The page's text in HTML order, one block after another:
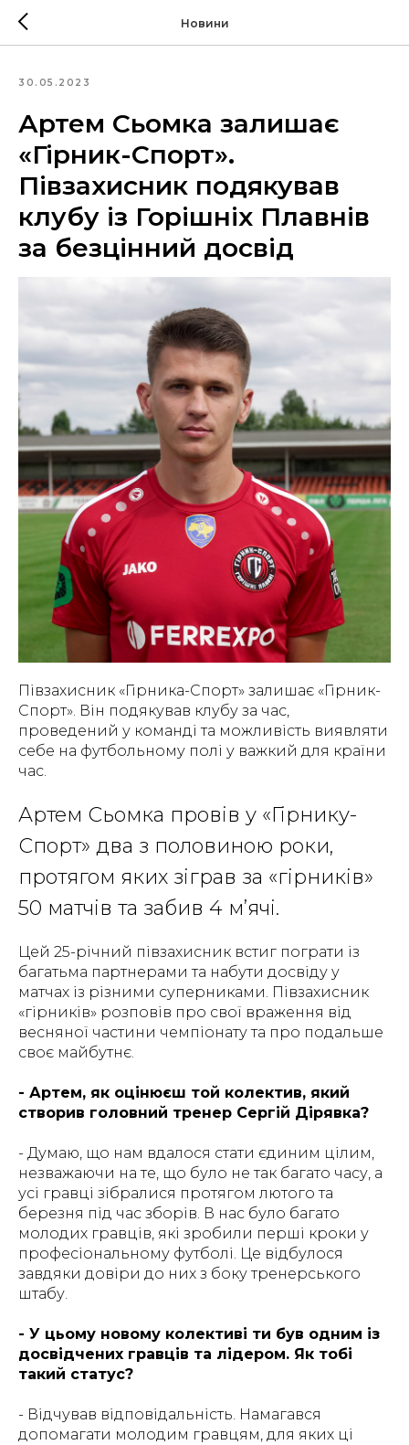
Новини
30.05.2023
Артем Сьомка залишає
«Гірник-Спорт».
Півзахисник подякував
клубу із Горішніх Плавнів
за безцінний досвід
Півзахисник «Гірника-Спорт» залишає «Гірник-
Спорт». Він подякував клубу за час,
проведений у команді та можливість виявляти
себе на футбольному полі у важкий для країни
час.
Артем Сьомка провів у «Гірнику-
Спорт» два з половиною роки,
протягом яких зіграв за «гірників»
50 матчів та забив 4 м’ячі.
Цей 25-річний півзахисник встиг пограти із
багатьма партнерами та набути досвіду у
матчах із різними суперниками. Півзахисник
«гірників» розповів про свої враження від
весняної частини чемпіонату та про подальше
своє майбутнє.
- Артем, як оцінюєш той колектив, який
створив головний тренер Сергій Дірявка?
- Думаю, що нам вдалося стати єдиним цілим,
незважаючи на те, що було не так багато часу, а
усі гравці зібралися протягом лютого та
березня під час зборів. В нас було багато
молодих гравців, які зробили перші кроки у
професіональному футболі. Це відбулося
завдяки довіри до них з боку тренерського
штабу.
- У цьому новому колективі ти був одним із
досвідчених гравців та лідером. Як тобі
такий статус?
- Відчував відповідальність. Намагався
допомагати молодим гравцям, для яких ці